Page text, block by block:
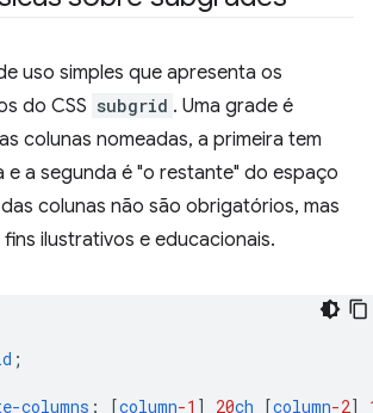
uso simples que apresenta os
do CSS subgrid . Uma grade é
colunas nomeadas, a primeira tem
e a segunda é "o restante" do espaço
colunas não são obrigatórios, mas
ilustrativos e educacionais.
;
columns : [column-1 ] 20ch [column-2]